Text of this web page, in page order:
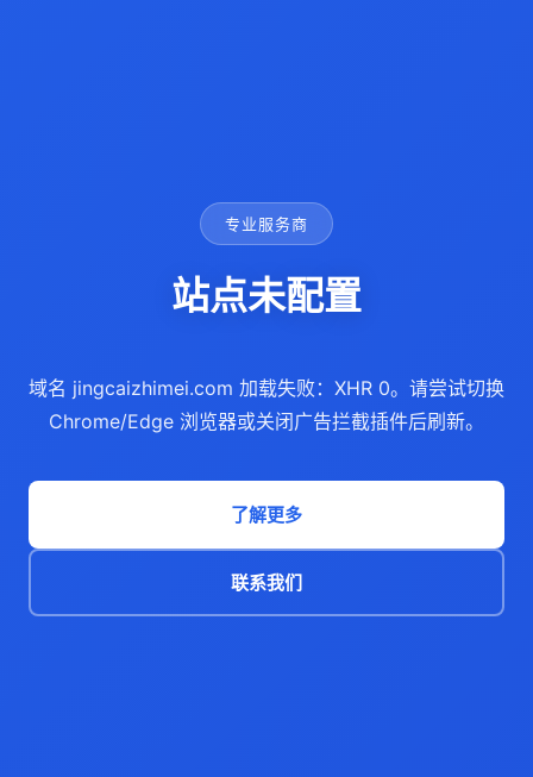
专业服务商
站点未配置
域名 jingcaizhimei.com 加载失败：XHR 0。请尝试切换
Chrome/Edge 浏览器或关闭广告拦截插件后刷新。
了解更多
联系我们